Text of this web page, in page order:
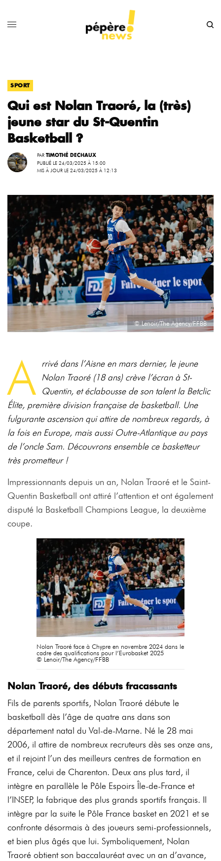
SPORT
Qui est Nolan Traoré, la (très)
jeune star du St-Quentin
Basketball ?
PAR TIMOTHÉ DECHAUX
PUBLIÉ LE 24/03/2025 À 15:00
MIS À JOUR LE 24/03/2025 À 12:13
© Lenoir/The Agency/FFBB
A
rrivé dans l’Aisne en mars dernier, le jeune
Nolan Traoré (18 ans) crève l’écran à St-
Quentin, et éclabousse de son talent la Betclic
Élite, première division française de basketball. Une
fulgurante ascension qui attire de nombreux regards, à
la fois en Europe, mais aussi Outre-Atlantique au pays
de l’oncle Sam. Découvrons ensemble ce basketteur
très prometteur !
Impressionnants depuis un an, Nolan Traoré et le Saint-
Quentin Basketball ont attiré l’attention et ont également
disputé la Basketball Champions League, la deuxième
coupe.
Nolan Traoré face à Chypre en novembre 2024 dans le
cadre des qualifications pour l’Eurobasket 2025
© Lenoir/The Agency/FFBB
Nolan Traoré, des débuts fracassants
Fils de parents sportifs, Nolan Traoré débute le
basketball dès l’âge de quatre ans dans son
département natal du Val-de-Marne. Né le 28 mai
2006, il attire de nombreux recruteurs dès ses onze ans,
et il rejoint l’un des meilleurs centres de formation en
France, celui de Charenton. Deux ans plus tard, il
intègre en parallèle le Pôle Espoirs Île-de-France et
l’INSEP, la fabrique des plus grands sportifs français. Il
intègre par la suite le Pôle France basket en 2021 et se
confronte désormais à des joueurs semi-professionnels,
et bien plus âgés que lui. Symboliquement, Nolan
Traoré obtient son baccalauréat avec un an d’avance,